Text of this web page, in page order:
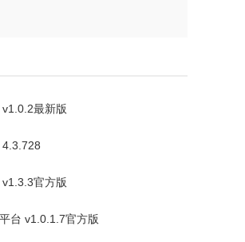
最新版
4.3.728
官方版
台 v1.0.1.7官方版